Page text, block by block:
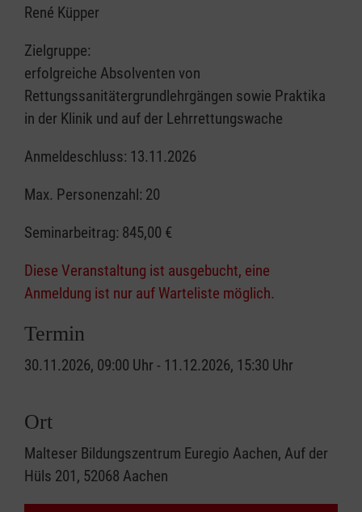
René Küpper
Zielgruppe:
erfolgreiche Absolventen von
Rettungssanitätergrundlehrgängen sowie Praktika
in der Klinik und auf der Lehrrettungswache
Anmeldeschluss: 13.11.2026
Max. Personenzahl: 20
Seminarbeitrag: 845,00 €
Diese Veranstaltung ist ausgebucht, eine
Anmeldung ist nur auf Warteliste möglich.
Termin
30.11.2026, 09:00 Uhr - 11.12.2026, 15:30 Uhr
Ort
Malteser Bildungszentrum Euregio Aachen, Auf der
Hüls 201, 52068 Aachen